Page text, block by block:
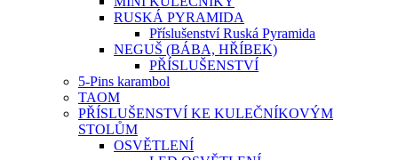
RUSKÁ PYRAMIDA
Příslušenství Ruská Pyramida
NEGUŠ (BÁBA, HŘÍBEK)
PŘÍSLUŠENSTVÍ
5-Pins karambol
TAOM
PŘÍSLUŠENSTVÍ KE KULEČNÍKOVÝM
STOLŮM
OSVĚTLENÍ